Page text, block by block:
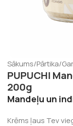
Sākums/Pārtika/
PUPUCHI
200g
Mandeļu un
Krēms ļaus Tev